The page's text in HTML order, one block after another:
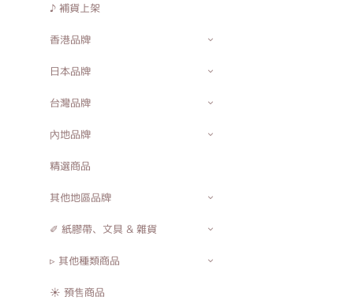
♪ 補貨上架
香港品牌
日本品牌
台灣品牌
內地品牌
精選商品
其他地區品牌
✐ 紙膠帶、文具 & 雜貨
▹ 其他種類商品
☀ 預售商品